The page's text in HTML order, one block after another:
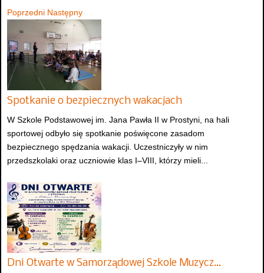
Poprzedni Następny
Spotkanie o bezpiecznych wakacjach
W Szkole Podstawowej im. Jana Pawła II w Prostyni, na hali
sportowej odbyło się spotkanie poświęcone zasadom
bezpiecznego spędzania wakacji. Uczestniczyły w nim
przedszkolaki oraz uczniowie klas I–VIII, którzy mieli...
Dni Otwarte w Samorządowej Szkole Muzycz…